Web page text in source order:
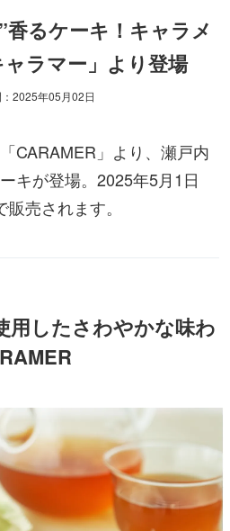
るケーキ！キャラメ
ラマー」より登場
2025年05月02日
CARAMER」より、瀬戸内
キが登場。2025年5月1日
販売されます。
用したさわやかな味わ